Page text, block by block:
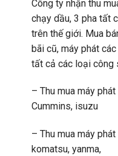
Công ty nhận thu
chạy dầu, 3 pha tất
trên thế giới. Mua
bãi cũ, máy phát
tất cả các loại công
– Thu mua máy
Cummins, isuzu
– Thu mua máy
komatsu, yanma,